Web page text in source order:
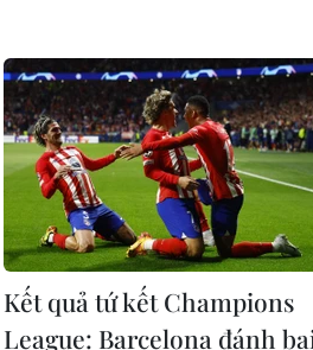
Kết quả tứ kết Champions
League: Barcelona đánh